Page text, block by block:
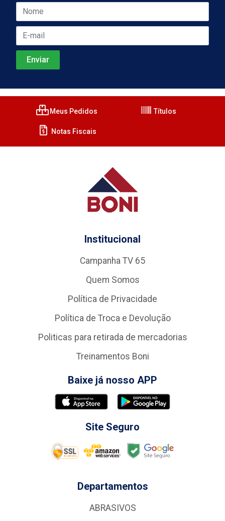
Meus Pedidos Títulos
Notas Fiscais
Institucional
Campanha TV 65
Quem Somos
Política de Privacidade
Política de Troca e Devolução
Politicas para retirada de mercadorias
Treinamentos Boni
Baixe já nosso APP
Site Seguro
Departamentos
ABRASIVOS